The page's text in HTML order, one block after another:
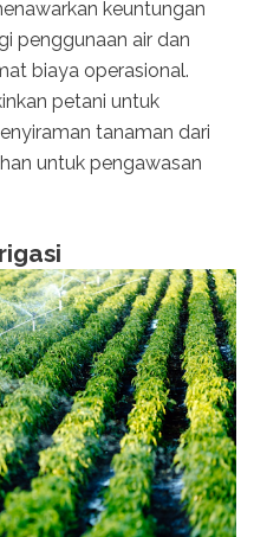
keuntungan
penggunaan air dan
biaya operasional.
petani untuk
tanaman dari
untuk pengawasan